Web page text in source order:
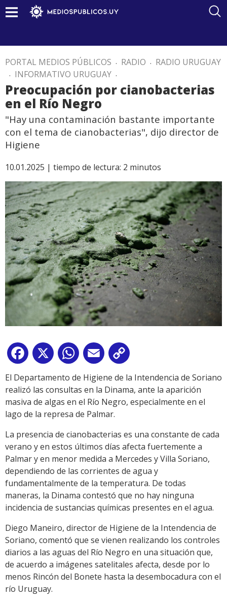
PORTAL MEDIOS PÚBLICOS . RADIO . RADIO URUGUAY
. INFORMATIVO URUGUAY .
Preocupación por cianobacterias
en el Río Negro
"Hay una contaminación bastante importante
con el tema de cianobacterias", dijo director de
Higiene
10.01.2025 | tiempo de lectura: 2 minutos
Facebook
X WhatsApp
Email
Link
El Departamento de Higiene de la Intendencia de Soriano
realizó las consultas en la Dinama, ante la aparición
masiva de algas en el Río Negro, especialmente en el
lago de la represa de Palmar.
La presencia de cianobacterias es una constante de cada
verano y en estos últimos días afecta fuertemente a
Palmar y en menor medida a Mercedes y Villa Soriano,
dependiendo de las corrientes de agua y
fundamentalmente de la temperatura. De todas
maneras, la Dinama contestó que no hay ninguna
incidencia de sustancias químicas presentes en el agua.
Diego Maneiro, director de Higiene de la Intendencia de
Soriano, comentó que se vienen realizando los controles
diarios a las aguas del Río Negro en una situación que,
de acuerdo a imágenes satelitales afecta, desde por lo
menos Rincón del Bonete hasta la desembocadura con el
río Uruguay.